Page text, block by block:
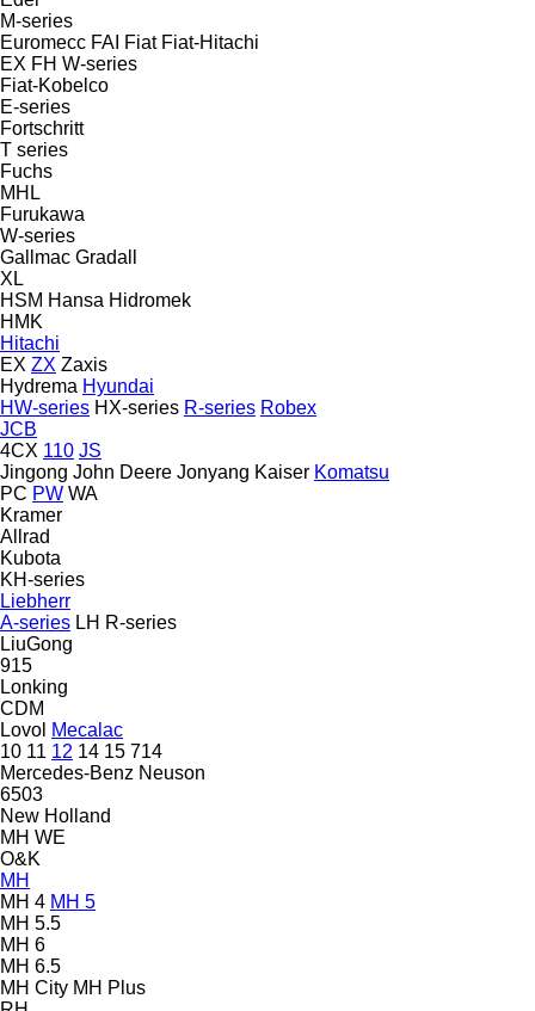
M-series
Euromecc FAI Fiat Fiat-Hitachi
EX FH W-series
Fiat-Kobelco
E-series
Fortschritt
T series
Fuchs
MHL
Furukawa
W-series
Gallmac Gradall
XL
HSM Hansa Hidromek
HMK
Hitachi
EX ZX Zaxis
Hydrema Hyundai
HW-series HX-series R-series Robex
JCB
4CX 110 JS
Jingong John Deere Jonyang Kaiser Komatsu
PC PW WA
Kramer
Allrad
Kubota
KH-series
Liebherr
A-series LH R-series
LiuGong
915
Lonking
CDM
Lovol Mecalac
10 11 12 14 15 714
Mercedes-Benz Neuson
6503
New Holland
MH WE
O&K
MH
MH 4 MH 5
MH 5.5
MH 6
MH 6.5
MH City MH Plus